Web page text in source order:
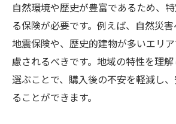
自然環境や歴史が豊富であるため、
る保険が必要です。例えば、自然災
地震保険や、歴史的建物が多いエリ
慮されるべきです。地域の特性を理
選ぶことで、購入後の不安を軽減し
ることができます。